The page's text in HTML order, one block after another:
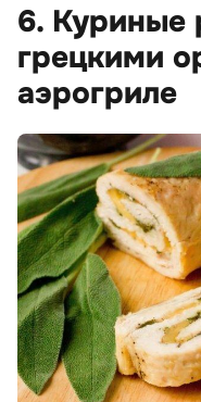
6. Куриные
грецкими
аэрогриле